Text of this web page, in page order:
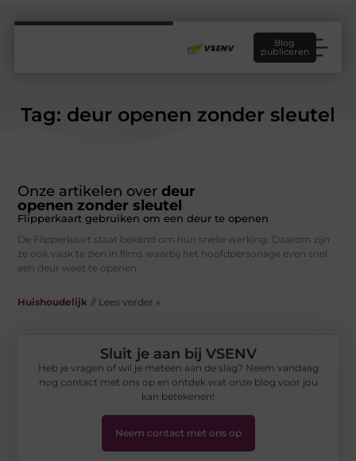
Blog
publiceren
Tag: deur openen zonder sleutel
Onze artikelen overdeur
openen zonder sleutel
Flipperkaart gebruiken om een deur te openen
De Flipperkaart staat bekend om hun snelle werking. Daarom zijn
ze ook vaak te zien in films waarbij het hoofdpersonage even snel
een deur weet te openen.
Huishoudelijk // Lees verder »
Sluit je aan bij VSENV
Heb je vragen of wil je meteen aan de slag? Neem vandaag
nog contact met ons op en ontdek wat onze blog voor jou
kan betekenen!
Neem contact met ons op